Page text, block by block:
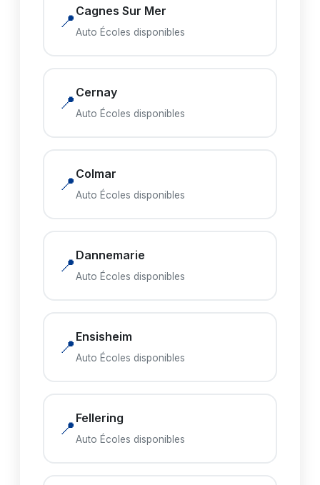
📍 Cagnes Sur Mer
Auto Écoles disponibles
📍 Cernay
Auto Écoles disponibles
📍 Colmar
Auto Écoles disponibles
📍 Dannemarie
Auto Écoles disponibles
📍 Ensisheim
Auto Écoles disponibles
📍 Fellering
Auto Écoles disponibles